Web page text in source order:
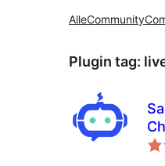
AlleCommunity
Plugin tag: